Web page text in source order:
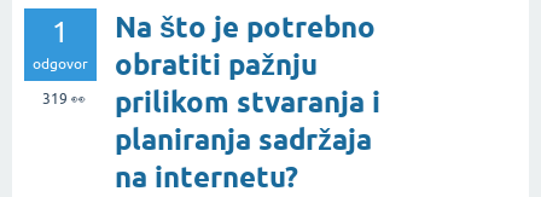
1
odgovor
319 👀
Na što je potrebno
obratiti pažnju
prilikom stvaranja i
planiranja sadržaja
na internetu?